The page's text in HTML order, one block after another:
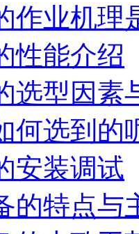
作业机理
性能介绍
选型因素
何选到的
安装调试
的特点与